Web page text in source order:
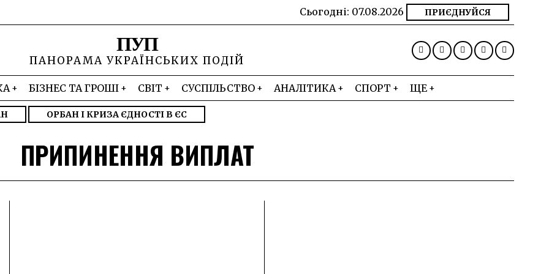
Сьогодні: 07.08.2026 ПРИЄДНУЙСЯ
ПУП
ПАНОРАМА УКРАЇНСЬКИХ ПОДІЙ
БІЗНЕС ТА ГРОШІ СВІТ СУСПІЛЬСТВО АНАЛІТИКА СПОРТ ЩЕ
ОРБАН І КРИЗА ЄДНОСТІ В ЄС
ПРИПИНЕННЯ ВИПЛАТ